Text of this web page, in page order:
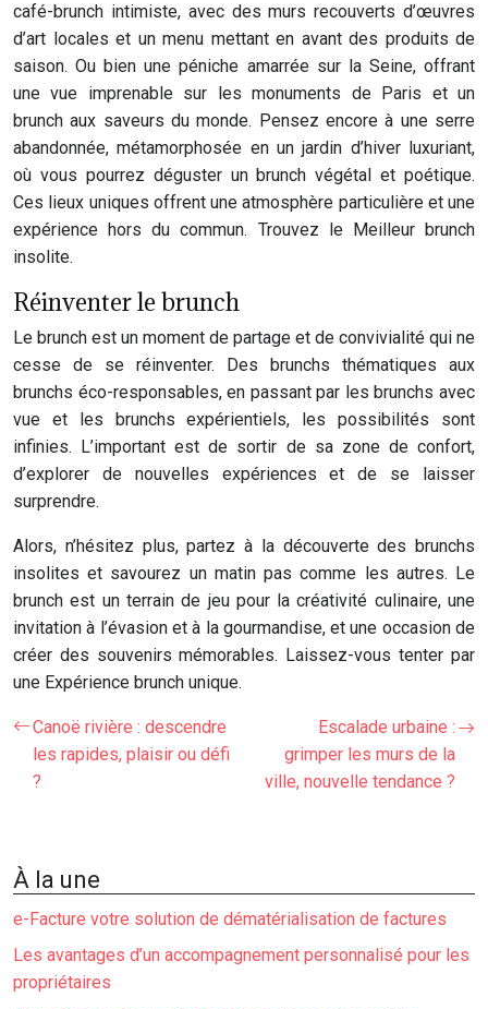
café-brunch intimiste, avec des murs recouverts d’œuvres
d’art locales et un menu mettant en avant des produits de
saison. Ou bien une péniche amarrée sur la Seine, offrant
une vue imprenable sur les monuments de Paris et un
brunch aux saveurs du monde. Pensez encore à une serre
abandonnée, métamorphosée en un jardin d’hiver luxuriant,
où vous pourrez déguster un brunch végétal et poétique.
Ces lieux uniques offrent une atmosphère particulière et une
expérience hors du commun. Trouvez le Meilleur brunch
insolite.
Réinventer le brunch
Le brunch est un moment de partage et de convivialité qui ne
cesse de se réinventer. Des brunchs thématiques aux
brunchs éco-responsables, en passant par les brunchs avec
vue et les brunchs expérientiels, les possibilités sont
infinies. L’important est de sortir de sa zone de confort,
d’explorer de nouvelles expériences et de se laisser
surprendre.
Alors, n’hésitez plus, partez à la découverte des brunchs
insolites et savourez un matin pas comme les autres. Le
brunch est un terrain de jeu pour la créativité culinaire, une
invitation à l’évasion et à la gourmandise, et une occasion de
créer des souvenirs mémorables. Laissez-vous tenter par
une Expérience brunch unique.
Canoë rivière : descendre
les rapides, plaisir ou défi
?
Escalade urbaine :
grimper les murs de la
ville, nouvelle tendance ?
À la une
e-Facture votre solution de dématérialisation de factures
Les avantages d’un accompagnement personnalisé pour les
propriétaires